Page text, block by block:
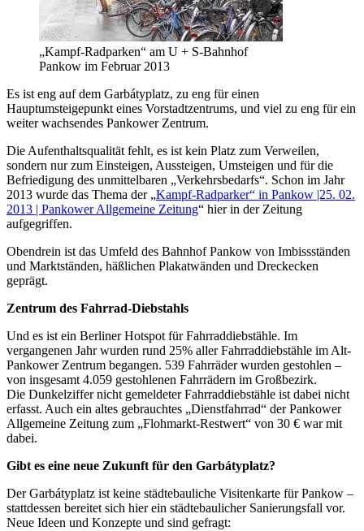
„Kampf-Radparken“ am U + S-Bahnhof
Pankow im Februar 2013
Es ist eng auf dem Garbátyplatz, zu eng für einen
Hauptumsteigepunkt eines Vorstadtzentrums, und viel zu eng für ein
weiter wachsendes Pankower Zentrum.
Die Aufenthaltsqualität fehlt, es ist kein Platz zum Verweilen,
sondern nur zum Einsteigen, Aussteigen, Umsteigen und für die
Befriedigung des unmittelbaren „Verkehrsbedarfs“. Schon im Jahr
2013 wurde das Thema der „Kampf-Radparker“ in Pankow |25. 02.
2013 | Pankower Allgemeine Zeitung“ hier in der Zeitung
aufgegriffen.
Obendrein ist das Umfeld des Bahnhof Pankow von Imbissständen
und Marktständen, häßlichen Plakatwänden und Dreckecken
geprägt.
Zentrum des Fahrrad-Diebstahls
Und es ist ein Berliner Hotspot für Fahrraddiebstähle. Im
vergangenen Jahr wurden rund 25% aller Fahrraddiebstähle im Alt-
Pankower Zentrum begangen. 539 Fahrräder wurden gestohlen –
von insgesamt 4.059 gestohlenen Fahrrädern im Großbezirk.
Die Dunkelziffer nicht gemeldeter Fahrraddiebstähle ist dabei nicht
erfasst. Auch ein altes gebrauchtes „Dienstfahrrad“ der Pankower
Allgemeine Zeitung zum „Flohmarkt-Restwert“ von 30 € war mit
dabei.
Gibt es eine neue Zukunft für den Garbátyplatz?
Der Garbátyplatz ist keine städtebauliche Visitenkarte für Pankow –
stattdessen bereitet sich hier ein städtebaulicher Sanierungsfall vor.
Neue Ideen und Konzepte und sind gefragt: